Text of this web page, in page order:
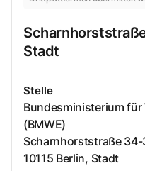
Stadt
Stelle
Bundesministerium
(BMWE)
Scharnhorststraße 34-
10115 Berlin, Stadt